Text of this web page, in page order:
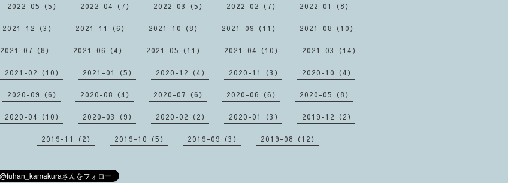
2022-05（5） 2022-04（7） 2022-03（5） 2022-02（7） 2022-01（8）
2021-12（3） 2021-11（6） 2021-10（8） 2021-09（11） 2021-08（10）
2021-07（8） 2021-06（4） 2021-05（11） 2021-04（10） 2021-03（14）
2021-02（10） 2021-01（5） 2020-12（4） 2020-11（3） 2020-10（4）
2020-09（6） 2020-08（4） 2020-07（6） 2020-06（6） 2020-05（8）
2020-04（10） 2020-03（9） 2020-02（2） 2020-01（3） 2019-12（2）
2019-11（2） 2019-10（5） 2019-09（3） 2019-08（12）